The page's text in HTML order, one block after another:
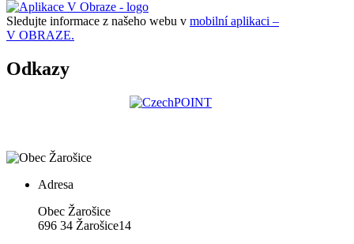
Sledujte informace z našeho webu v mobilní aplikaci –
V OBRAZE.
Odkazy
Adresa
Obec Žarošice
696 34 Žarošice14